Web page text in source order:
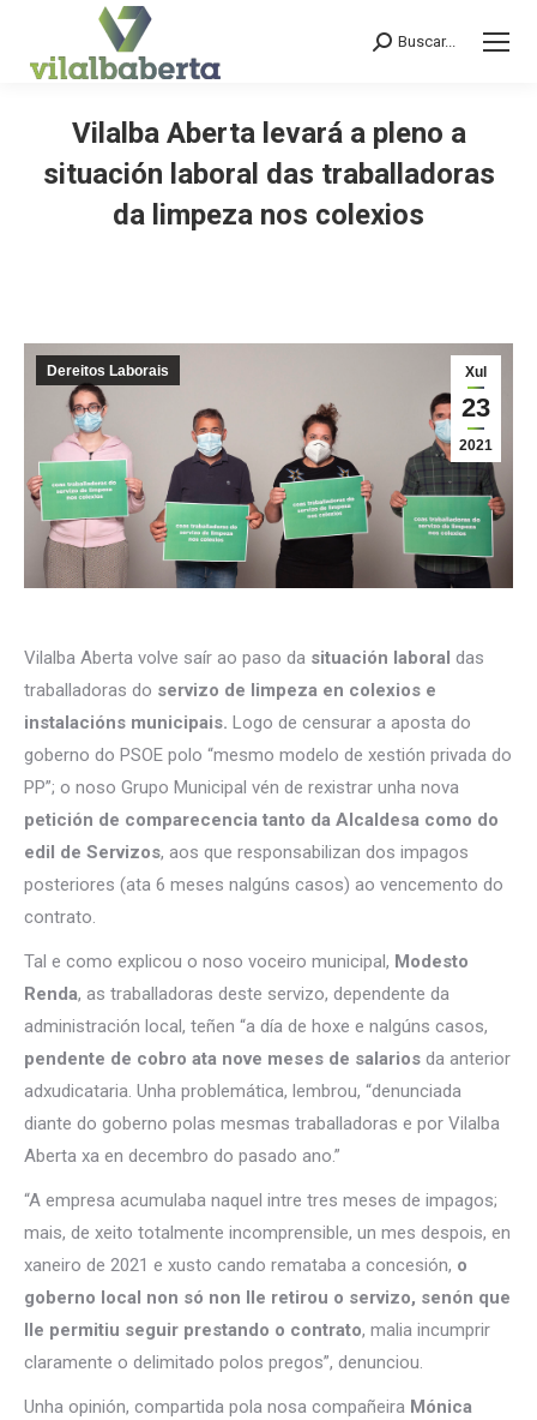
Search:
Buscar...
Vilalba Aberta levará a pleno a
situación laboral das traballadoras
da limpeza nos colexios
Xul
23
2021
Dereitos Laborais
Vilalba Aberta volve saír ao paso da situación laboral das
traballadoras do servizo de limpeza en colexios e
instalacións municipais. Logo de censurar a aposta do
goberno do PSOE polo “mesmo modelo de xestión privada do
PP”; o noso Grupo Municipal vén de rexistrar unha nova
petición de comparecencia tanto da Alcaldesa como do
edil de Servizos, aos que responsabilizan dos impagos
posteriores (ata 6 meses nalgúns casos) ao vencemento do
contrato.
Tal e como explicou o noso voceiro municipal, Modesto
Renda, as traballadoras deste servizo, dependente da
administración local, teñen “a día de hoxe e nalgúns casos,
pendente de cobro ata nove meses de salarios da anterior
adxudicataria. Unha problemática, lembrou, “denunciada
diante do goberno polas mesmas traballadoras e por Vilalba
Aberta xa en decembro do pasado ano.”
“A empresa acumulaba naquel intre tres meses de impagos;
mais, de xeito totalmente incomprensible, un mes despois, en
xaneiro de 2021 e xusto cando remataba a concesión, o
goberno local non só non lle retirou o servizo, senón que
lle permitiu seguir prestando o contrato, malia incumprir
claramente o delimitado polos pregos”, denunciou.
Unha opinión, compartida pola nosa compañeira Mónica